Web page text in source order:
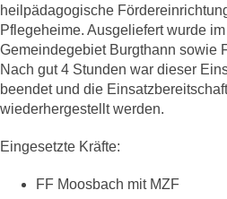
heilpädagogische
Pflegeheime. Ausgeliefert wurde im
Gemeindegebiet Burgthann sowie
Nach gut 4 Stunden war dieser
beendet und die
wiederhergestellt werden.
Eingesetzte Kräfte:
FF Moosbach mit MZF